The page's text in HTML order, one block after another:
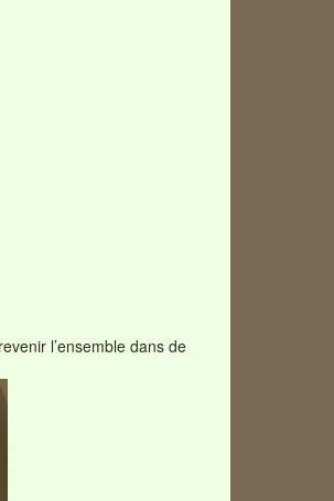
l’ensemble dans de